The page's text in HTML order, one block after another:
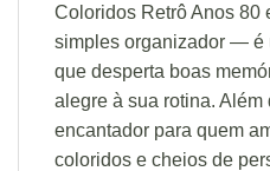
Coloridos Retrô Anos 80
simples organizador — é
que desperta boas
alegre à sua rotina. Além
encantador para quem
coloridos e cheios de